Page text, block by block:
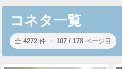
コネタ一覧
全 4272 件 ・ 107 / 178 ページ目